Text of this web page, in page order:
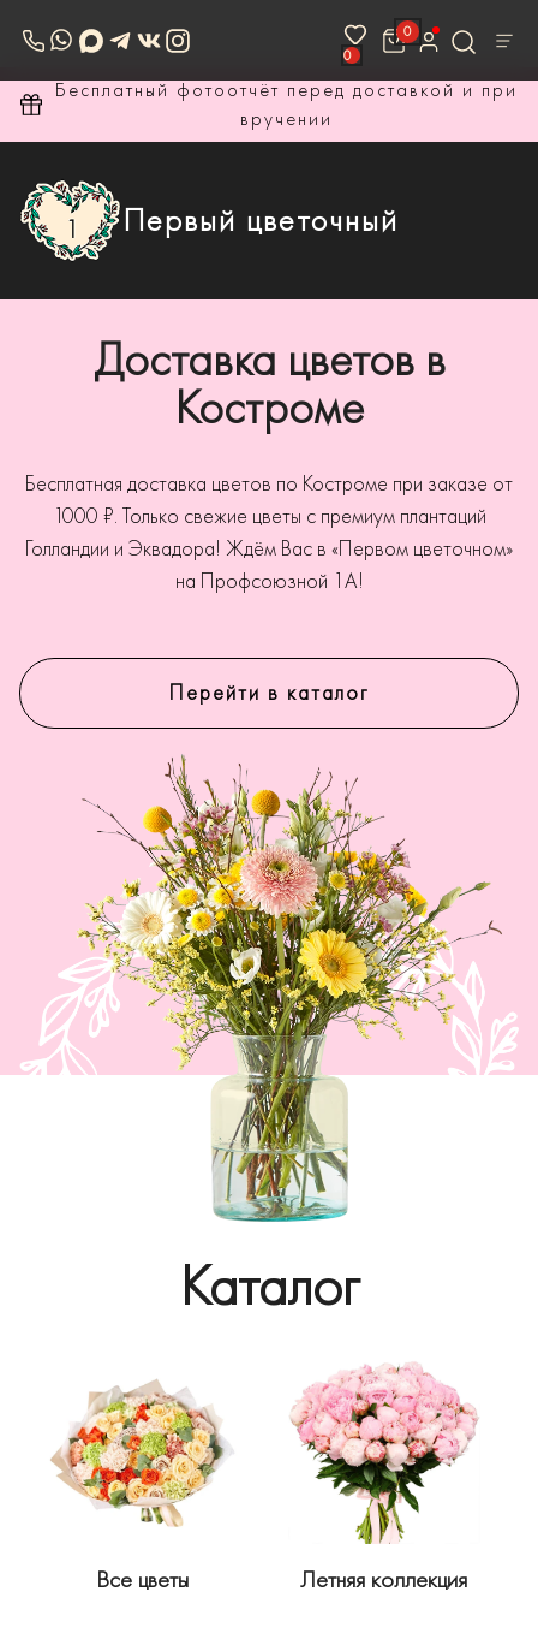
Ждём всех на Профсоюзной 1А
0
0
Первый цветочный
Доставка цветов в
Костроме
Бесплатная доставка цветов по Костроме при заказе от
1000 ₽. Только свежие цветы с премиум плантаций
Голландии и Эквадора! Ждём Вас в «Первом цветочном»
на Профсоюзной 1А!
Перейти в каталог
Каталог
Все цветы Летняя коллекция